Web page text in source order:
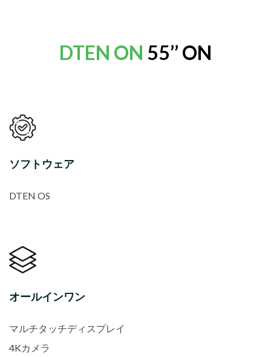
DTEN ON 55’’ ON
ソフトウェア
DTEN OS
オールインワン
マルチタッチディスプレイ
4Kカメラ